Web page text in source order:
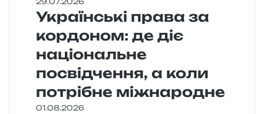
Українські права за
кордоном: де діє
національне
посвідчення, а коли
потрібне міжнародне
01.08.2026